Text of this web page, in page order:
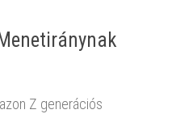
Z generációs